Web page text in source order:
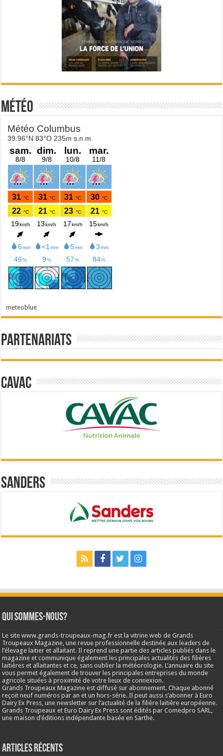
Météo
meteoblue
Partenariats
Cavac
Sanders
Qui sommes-nous?
Le site www.grands-troupeaux-mag.fr est la vitrine web de Grands
Troupeaux Magazine, une revue professionnelle destinée aux leaders de
l’élevage laitier et allaitant. Il reprend une partie des articles publiés dans le
magazine et communique également les principales actualités des filières
laitières et allaitantes et ce, sans oublier la météorologie. L’annuaire du site
vous permet également de trouver les principales entreprises du monde
agricole situées à proximité de votre lieux de connexion.
Grands Troupeaux Magazine est diffusé sur abonnement. Chaque abonné
reçoit neuf numéros par an et un hors-série. Il peut aussi s’abonner à Euro
Dairy Ex Press, une newsletter sur l’actualité de la filière laitière européenne.
Grands Troupeaux et Euro Dairy Ex Press sont édités par Comedpro SARL,
une maison d’éditions indépendante basée en Sarthe.
Articles récents